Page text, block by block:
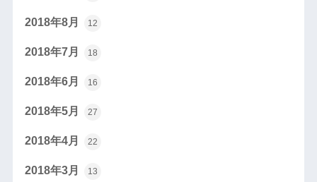
2018年8月 12
2018年7月 18
2018年6月 16
2018年5月 27
2018年4月 22
2018年3月 13